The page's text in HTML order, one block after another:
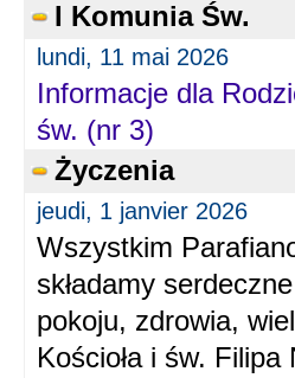
I Komunia Św.
lundi, 11 mai 2026
Informacje dla
św. (nr 3)
Życzenia
jeudi, 1 janvier 2026
Wszystkim
składamy
pokoju, zdrowia,
Kościoła i św. Filipa